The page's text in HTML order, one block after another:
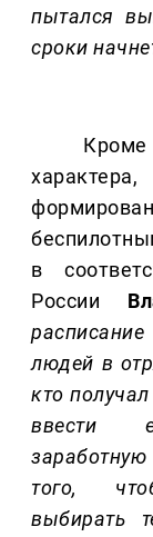
пытался
сроки
в
России
людей в
кто
ввести
того,
выбирать